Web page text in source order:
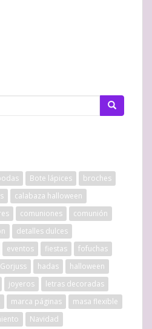
Bote lápices
broches
calabaza halloween
comuniones
comunión
detalles dulces
eventos fiestas
fofuchas
Gorjuss hadas
halloween
joyeros
letras decoradas
marca páginas
masa flexible
Navidad